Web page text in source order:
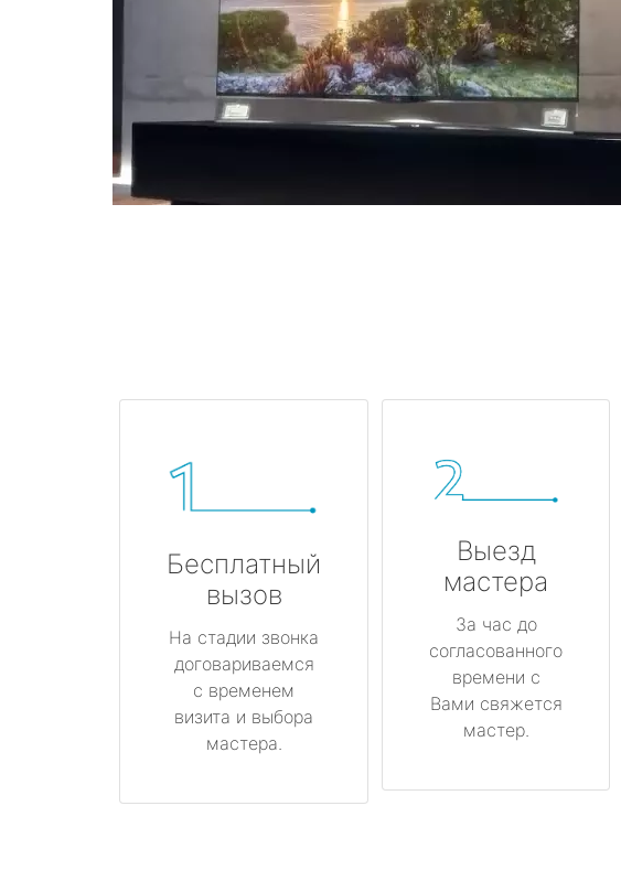
Бесплатный
вызов
На стадии звонка
договариваемся
с временем
визита и выбора
мастера.
Выезд
мастера
За час до
согласованного
времени с
Вами свяжется
мастер.